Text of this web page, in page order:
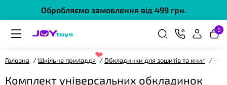
Обробляємо замовлення від 499 грн.
0
Головна Шкільне приладдя Обкладинки для зошитів та книг
Комплект універсальних обкладинок
❤